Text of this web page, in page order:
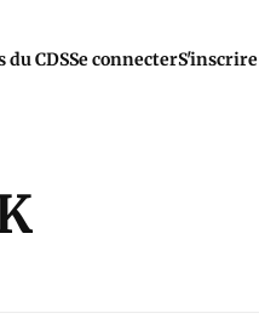
du CDSSe connecterS'inscrire